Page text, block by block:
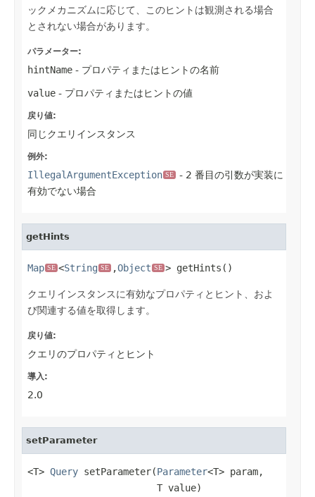
ックメカニズムに応じて、このヒントは観測される場合
とされない場合があります。
パラメーター:
hintName - プロパティまたはヒントの名前
value - プロパティまたはヒントの値
戻り値:
同じクエリインスタンス
例外:
IllegalArgumentException SE
- 2 番目の引数が実装に
有効でない場合
getHints
Map SE <String SE ,Object SE > getHints()
クエリインスタンスに有効なプロパティとヒント、およ
び関連する値を取得します。
戻り値:
クエリのプロパティとヒント
導入:
2.0
setParameter
<T> Query setParameter(Parameter<T> param,
                       T value)